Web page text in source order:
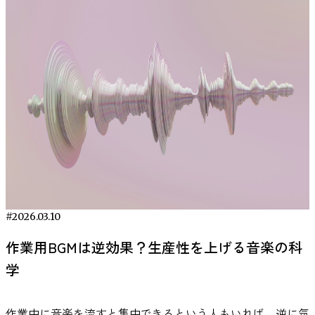
や、日常で取り入れやすい活用方法について紹介します。
研究で明らかになった音楽によるストレス軽減効果 音楽が
ストレスに影響を与える可能性については、心理学や医学の
分野で数多くの研究が行われてきました。近年の研究では、
音楽を聴くことが心理的なリラックス感だけでなく、ストレ
スに関わる生理反応にも関係する可能性があることが報告さ
れています。 人間がストレスを感じたとき、体内では自律
神経系と内分泌系が連動して反応します。特に重要な役割を
軸」と呼ばれるストレス反応システムです。この仕組みによ
ってコルチゾールなどのストレス関連ホルモンが分泌され、
心拍数の上昇や緊張などの反応が引き起こされます。 音楽
は、このようなストレス反応に関係する心理生物学的システ
ムに影響を与える可能性がある刺激として研究されていま
#2026.03.10
作業用BGMは逆効果？生産性を上げる音楽の科
学